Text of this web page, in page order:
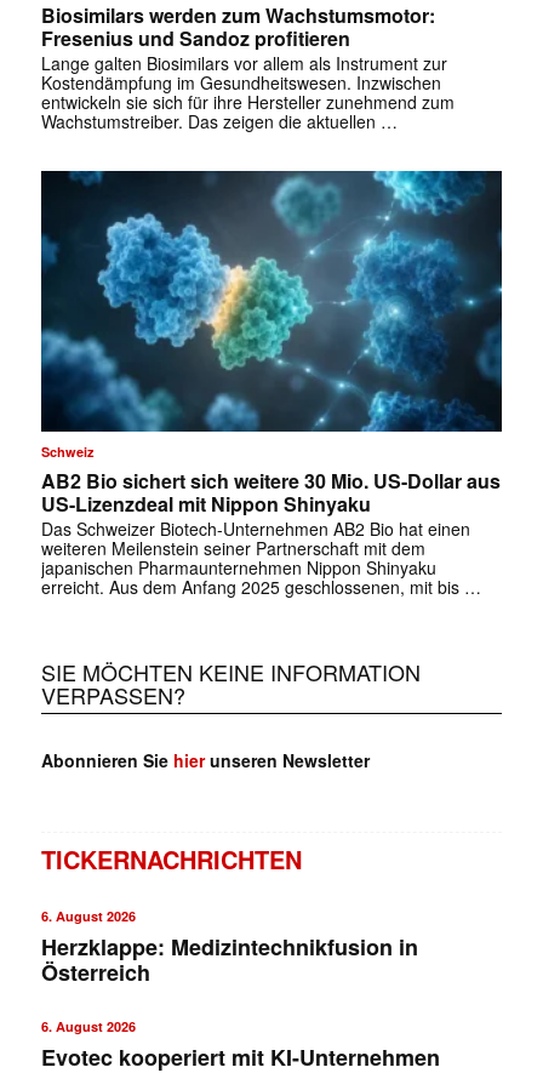
Biosimilars werden zum Wachstumsmotor:
Fresenius und Sandoz profitieren
Lange galten Biosimilars vor allem als Instrument zur
Kostendämpfung im Gesundheitswesen. Inzwischen
entwickeln sie sich für ihre Hersteller zunehmend zum
Wachstumstreiber. Das zeigen die aktuellen …
Schweiz
AB2 Bio sichert sich weitere 30 Mio. US-Dollar aus
US-Lizenzdeal mit Nippon Shinyaku
Das Schweizer Biotech-Unternehmen AB2 Bio hat einen
weiteren Meilenstein seiner Partnerschaft mit dem
japanischen Pharmaunternehmen Nippon Shinyaku
erreicht. Aus dem Anfang 2025 geschlossenen, mit bis …
SIE MÖCHTEN KEINE INFORMATION
VERPASSEN?
Abonnieren Sie hierunseren Newsletter
TICKERNACHRICHTEN
6. August 2026
Herzklappe: Medizintechnikfusion in
Österreich
6. August 2026
Evotec kooperiert mit KI-Unternehmen